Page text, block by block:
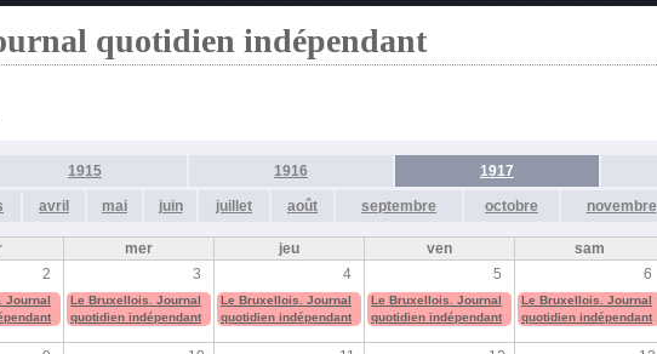
quotidien indépendant
1915 1916 1917
avril mai juin juillet août septembre octobre novembre
mer jeu ven sam
2 3 4 5 6
Journal
Le Bruxellois. Journal
quotidien indépendant
Le Bruxellois. Journal
quotidien indépendant
Le Bruxellois. Journal
quotidien indépendant
Le Bruxellois. Journal
quotidien indépendant